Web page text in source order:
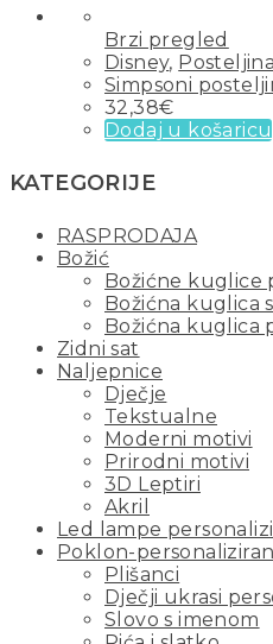
Brzi pregled
Disney, Posteljina
Simpsoni
32,38€
Dodaj u košaricu
KATEGORIJE
RASPRODAJA
Božić
Božićne kuglice
Božićna kuglica
Božićna kuglica
Zidni sat
Naljepnice
Dječje
Tekstualne
Moderni motivi
Prirodni motivi
3D Leptiri
Akril
Led lampe
Poklon-
Plišanci
Dječji ukrasi
Slovo s imenom